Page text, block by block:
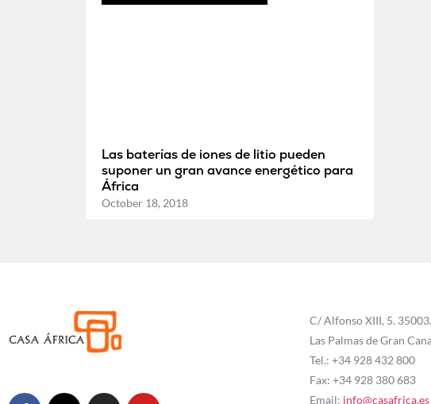
Las baterías de iones de litio pueden
suponer un gran avance energético para
África
October 18, 2018
C/ Alfonso XIII, 5. 35003.
Las Palmas de Gran
Tel.: +34 928 432 800
Fax: +34 928 380 683
Email: info@casafrica.es